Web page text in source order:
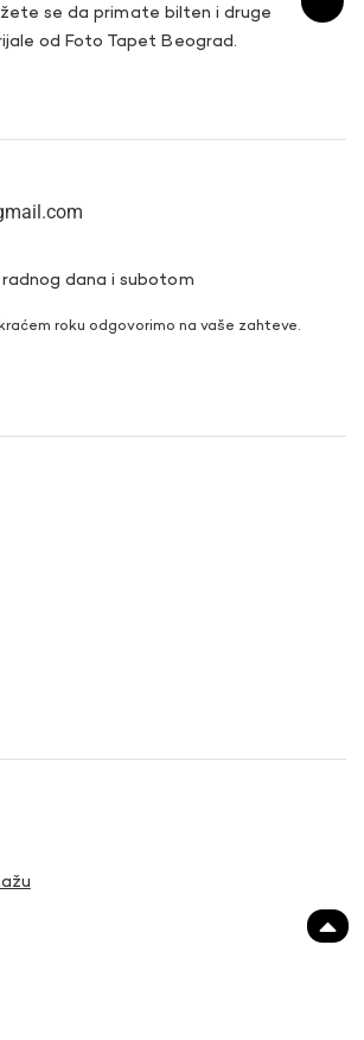
se da primate bilten i druge
od Foto Tapet Beograd.
dana i subotom
roku odgovorimo na vaše zahteve.